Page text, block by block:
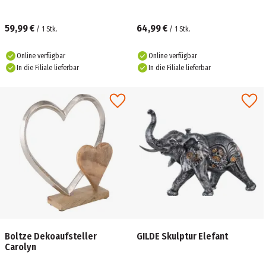
59,99 € / 1 Stk.
Online verfügbar
In die Filiale lieferbar
64,99 € / 1 Stk.
Online verfügbar
In die Filiale lieferbar
Boltze Dekoaufsteller
Carolyn
GILDE Skulptur Elefant